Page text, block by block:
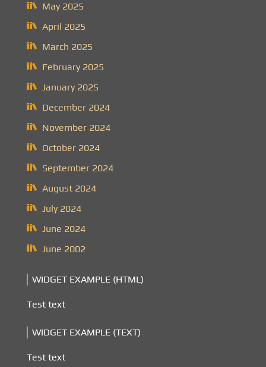
May 2025
April 2025
March 2025
February 2025
January 2025
December 2024
November 2024
October 2024
September 2024
August 2024
July 2024
June 2024
June 2002
WIDGET EXAMPLE (HTML)
Test text
WIDGET EXAMPLE (TEXT)
Test text